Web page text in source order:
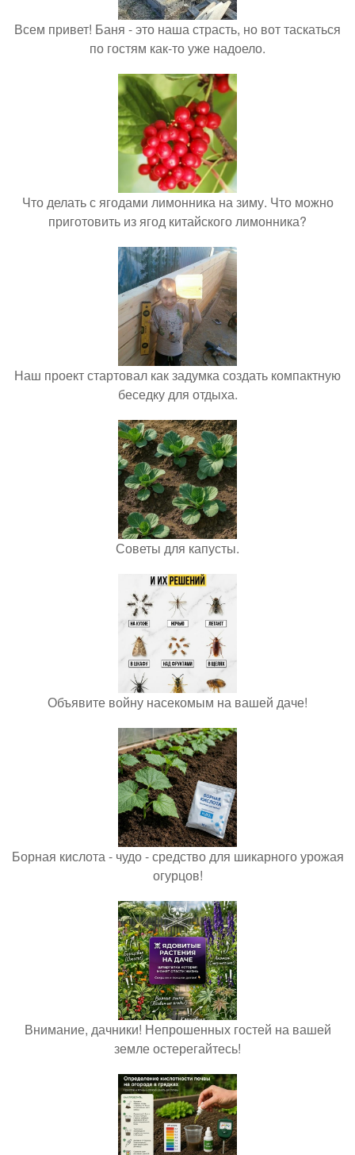
Всем привет! Баня - это наша страсть, но вот таскаться
по гостям как-то уже надоело.
Что делать с ягодами лимонника на зиму. Что можно
приготовить из ягод китайского лимонника?
Наш проект стартовал как задумка создать компактную
беседку для отдыха.
Советы для капусты.
Объявите войну насекомым на вашей даче!
Борная кислота - чудо - средство для шикарного урожая
огурцов!
Внимание, дачники! Непрошенных гостей на вашей
земле остерегайтесь!